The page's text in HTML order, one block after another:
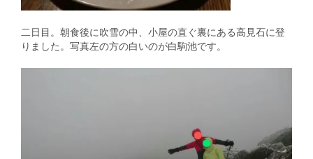
二日目。朝食後に吹雪の中、小屋の直ぐ裏にある高見石に登
りました。写真左の方の白いのが白駒池です。